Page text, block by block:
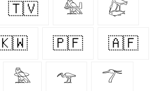
🇹🇻 𓅕 𓅻
🇵🇫 🇦🇫
𓅗 𓅠 𓆀